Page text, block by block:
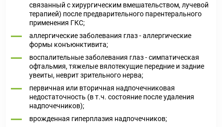
связанный с хирургическим вмешательством, лучевой
терапией) после предварительного парентерального
применения ГКС;
аллергические заболевания глаз - аллергические
формы конъюнктивита;
воспалительные заболевания глаз - симпатическая
офтальмия, тяжелые вялотекущие передние и задние
увеиты, неврит зрительного нерва;
первичная или вторичная надпочечниковая
недостаточность (в т.ч. состояние после удаления
надпочечников);
врожденная гиперплазия надпочечников;